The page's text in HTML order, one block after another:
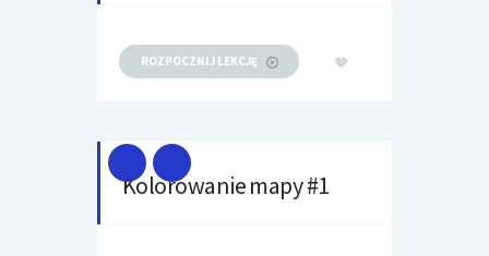
ROZPOCZNIJ LEKCJĘ
Kolorowanie mapy #1